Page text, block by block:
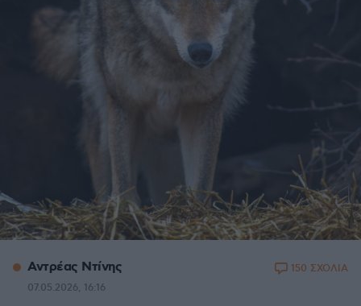
Αντρέας Ντίνης
07.05.2026, 16:16
150 ΣΧΟΛΙΑ